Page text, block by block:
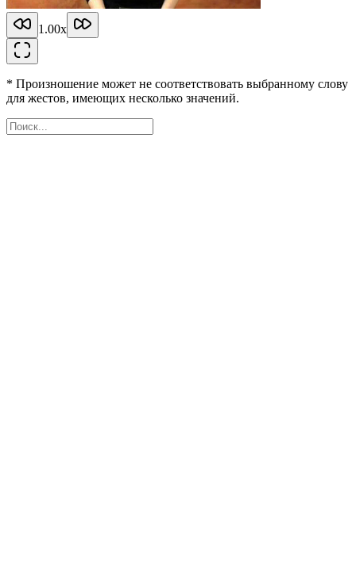
1.00x
* Произношение может не соответствовать выбранному слову
для жестов, имеющих несколько значений.